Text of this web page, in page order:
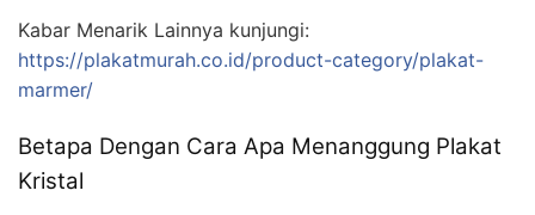
Kabar Menarik Lainnya kunjungi:
https://plakatmurah.co.id/product-category/plakat-
marmer/
Betapa Dengan Cara Apa Menanggung Plakat
Kristal